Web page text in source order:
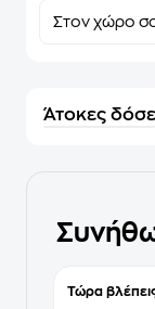
Στον χώρο
Άτοκες
Τώρα